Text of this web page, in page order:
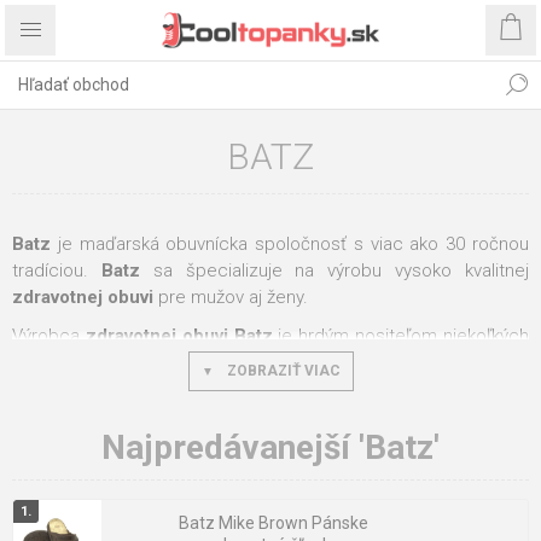
BATZ
Batz je maďarská obuvnícka spoločnosť s viac ako 30 ročnou
tradíciou. Batz sa špecializuje na výrobu vysoko kvalitnej
zdravotnej obuvi pre mužov aj ženy.
Výrobca zdravotnej obuvi Batz je hrdým nositeľom niekoľkých
ocenení kvality. Medzi tie najvýznamnejšie a medzinárodne
uznávané ocenenie patrí ocenenie "Superbrands", ktoré
ročne vyprodukuje približne 250 tisíc párovzdravotníckej
Obuv značky Batz
vlastnému vývojovému technologickému centru sa
ZOBRAZIŤ VIAC
Najpredávanejší 'Batz'
Batz Mike Brown Pánske